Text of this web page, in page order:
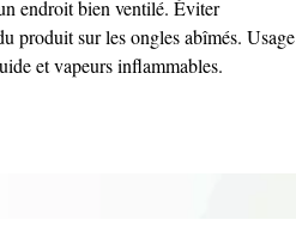
endroit bien ventilé. Éviter
produit sur les ongles abîmés. Usage
et vapeurs inflammables.